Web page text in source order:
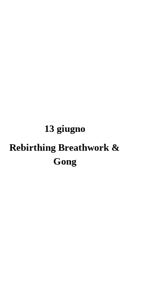
13 giugno
Rebirthing Breathwork &
Gong